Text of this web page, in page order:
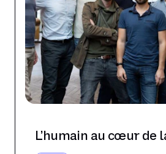
L’humain au cœur de